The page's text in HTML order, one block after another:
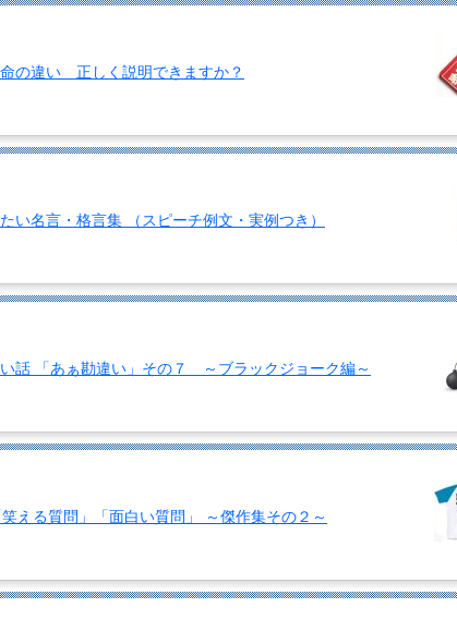
命の違い 正しく説明できますか？
い名言・格言集 （スピーチ例文・実例つき）
話 「あぁ勘違い」その７ ～ブラックジョーク編～
える質問」「面白い質問」 ～傑作集その２～